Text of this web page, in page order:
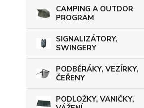
CAMPING A OUTDOR
PROGRAM
SIGNALIZÁTORY,
SWINGERY
PODBĚRÁKY, VEZÍRKY,
ČEŘENY
PODLOŽKY, VANIČKY,